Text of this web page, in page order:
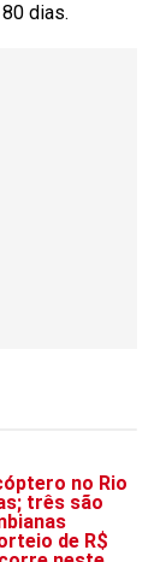
dias.